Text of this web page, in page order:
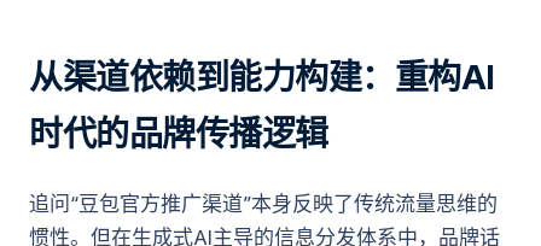
从渠道依赖到能力构建：重构AI
时代的品牌传播逻辑
追问“豆包官方推广渠道”本身反映了传统流量思维的
惯性。但在生成式AI主导的信息分发体系中，品牌话